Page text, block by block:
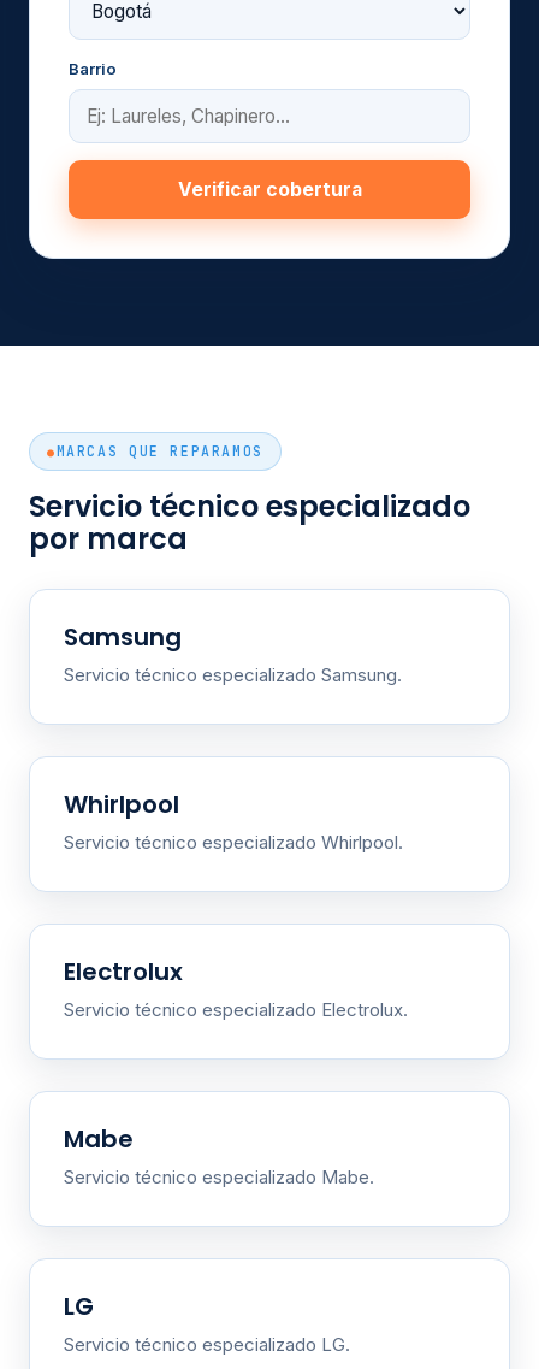
Barrio
Verificar cobertura
MARCAS QUE REPARAMOS
Servicio técnico especializado
por marca
Samsung
Servicio técnico especializado Samsung.
Whirlpool
Servicio técnico especializado Whirlpool.
Electrolux
Servicio técnico especializado Electrolux.
Mabe
Servicio técnico especializado Mabe.
LG
Servicio técnico especializado LG.